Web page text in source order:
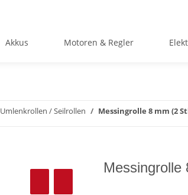
Akkus Motoren & Regler
Umlenkrollen / Seilrollen Messingrolle 8 mm (2
Messingrolle